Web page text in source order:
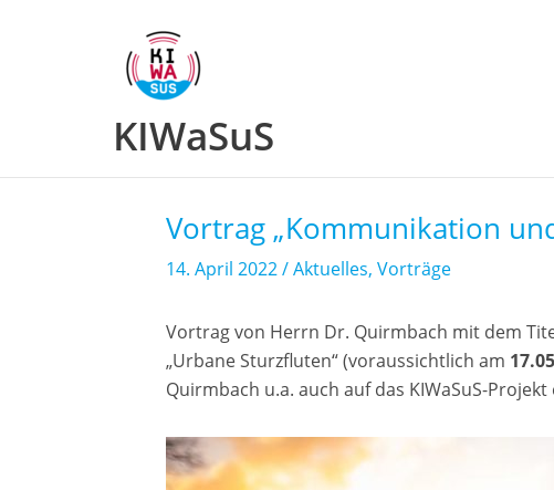
KIWaSuS
Vortrag „Kommunikation
14. April 2022/Aktuelles, Vorträge
Vortrag von Herrn Dr. Quirmbach mit dem
„Urbane Sturzfluten“ (voraussichtlich am
Quirmbach u.a. auch auf das KIWaSuS-Projekt